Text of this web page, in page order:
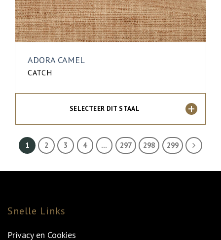
ADORA CAMEL
CATCH
SELECTEER DIT STAAL
1 2 3 4 … 297 298 299
Snelle Links
Privacy en Cookies